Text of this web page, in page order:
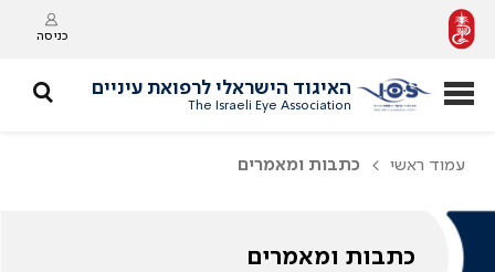
כניסה
האיגוד הישראלי לרפואת עיניים
The Israeli Eye Association
עמוד ראשי כתבות ומאמרים
כתבות ומאמרים